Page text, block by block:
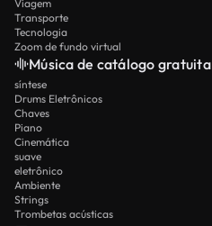
Viagem
Transporte
Tecnologia
Zoom de fundo virtual
Música de catálogo gratuita
síntese
Drums Eletrônicos
Chaves
Piano
Cinemática
suave
eletrônico
Ambiente
Strings
Trombetas acústicas